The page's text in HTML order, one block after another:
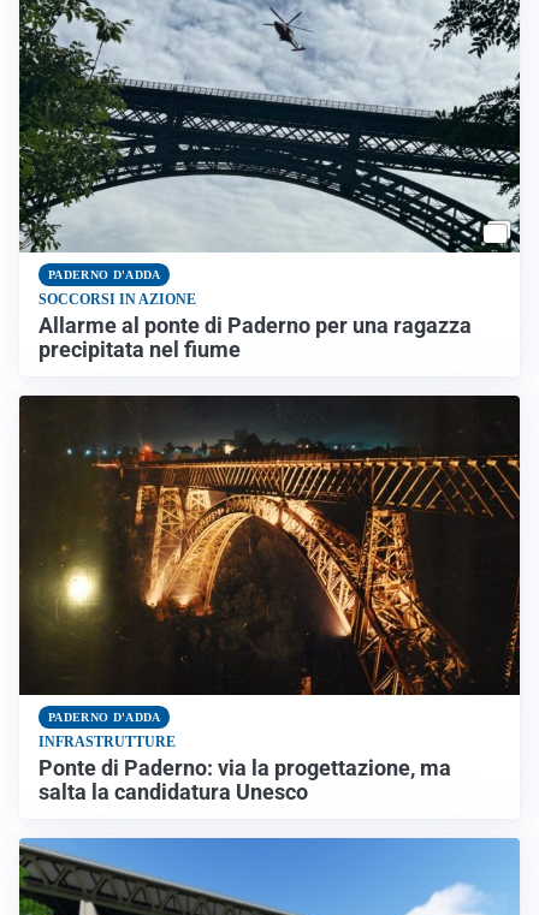
PADERNO D'ADDA
SOCCORSI IN AZIONE
Allarme al ponte di Paderno per una ragazza
precipitata nel fiume
PADERNO D'ADDA
INFRASTRUTTURE
Ponte di Paderno: via la progettazione, ma
salta la candidatura Unesco